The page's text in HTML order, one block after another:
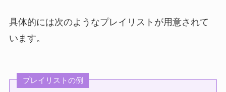
具体的には次のようなプレイリストが用意されて
います。
プレイリストの例